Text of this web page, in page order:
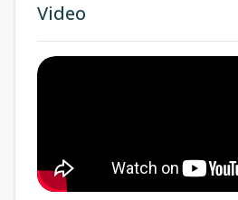
Video